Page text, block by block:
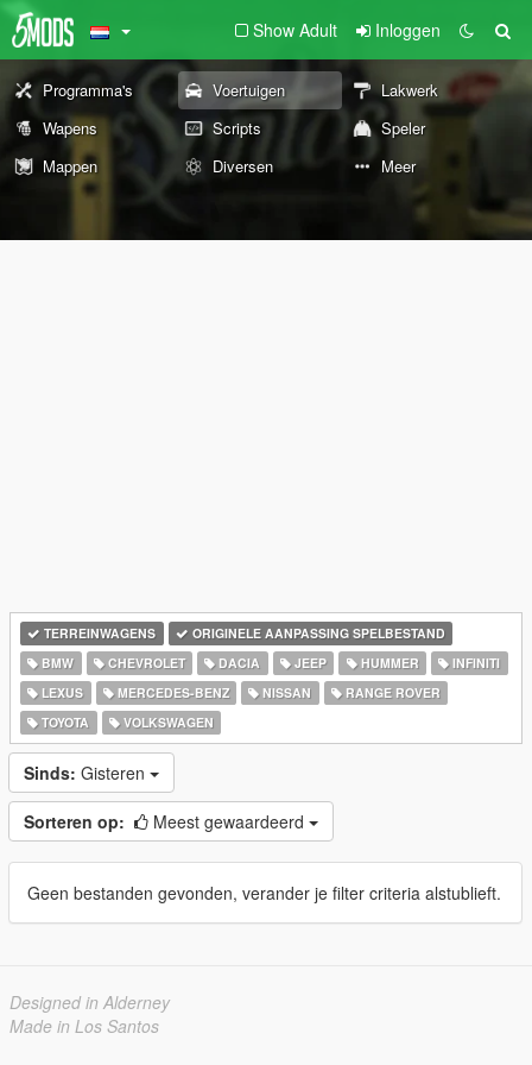
Show Adult Inloggen
Programma's Voertuigen
Lakwerk
Wapens
Scripts
Speler
Mappen
Diversen Meer
TERREINWAGENS
ORIGINELE AANPASSING SPELBESTAND
BMW
CHEVROLET DACIA JEEP HUMMER
INFINITI
LEXUS
MERCEDES-BENZ NISSAN
RANGE ROVER
TOYOTA
VOLKSWAGEN
Sinds: Gisteren
Sorteren op: Meest gewaardeerd
Geen bestanden gevonden, verander je filter criteria alstublieft.
Designed in Alderney
Made in Los Santos